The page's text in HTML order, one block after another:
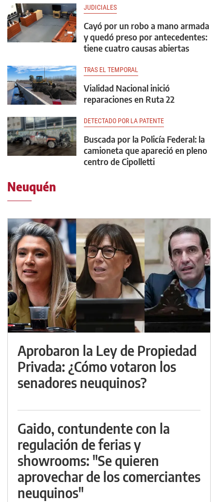
JUDICIALES
Cayó por un robo a mano armada
y quedó preso por antecedentes:
tiene cuatro causas abiertas
TRAS EL TEMPORAL
Vialidad Nacional inició
reparaciones en Ruta 22
DETECTADO POR LA PATENTE
Buscada por la Policía Federal: la
camioneta que apareció en pleno
centro de Cipolletti
Neuquén
Aprobaron la Ley de Propiedad
Privada: ¿Cómo votaron los
senadores neuquinos?
Gaido, contundente con la
regulación de ferias y
showrooms: "Se quieren
aprovechar de los comerciantes
neuquinos"